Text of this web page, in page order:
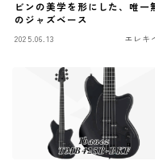
モジュレーション
コンプレッサー
チューナー
プリアンプ
シミュレーター
マルチエフェクター
ビンの美学を形にした、唯一
のジャズベース
2025.06.13 エレキ